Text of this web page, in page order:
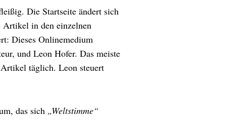
Die Startseite ändert sich
Artikel in den einzelnen
Dieses Onlinemedium
und Leon Hofer. Das meiste
täglich. Leon steuert
das sich „Weltstimme“